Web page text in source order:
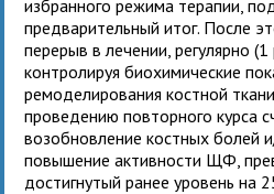
избранного режима терапии,
предварительный итог. После
перерыв в лечении, регулярно (1
контролируя биохимические
ремоделирования костной
проведению повторного курса
возобновление костных болей
повышение активности ЩФ,
достигнутый ранее уровень на